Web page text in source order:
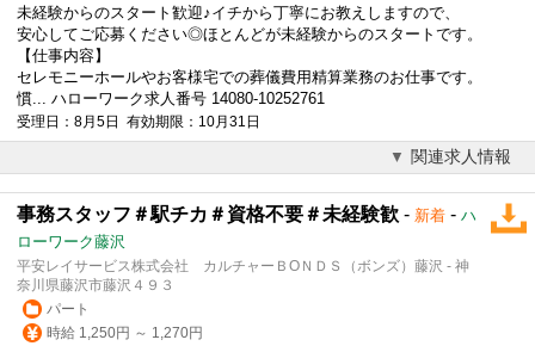
未経験からのスタート歓迎♪イチから丁寧にお教えしますので、
安心してご応募ください◎ほとんどが未経験からのスタートです。
【仕事内容】
セレモニーホールやお客様宅での葬儀費用精算業務のお仕事です。
慣... ハローワーク求人番号 14080-10252761
受理日：8月5日 有効期限：10月31日
関連求人情報
事務スタッフ＃駅チカ＃資格不要＃未経験歓 - 新着 - ハ
ローワーク藤沢
平安レイサービス株式会社 カルチャーＢОＮＤＳ（ボンズ）藤沢 - 神
奈川県藤沢市藤沢４９３
パート
時給 1,250円 ～ 1,270円